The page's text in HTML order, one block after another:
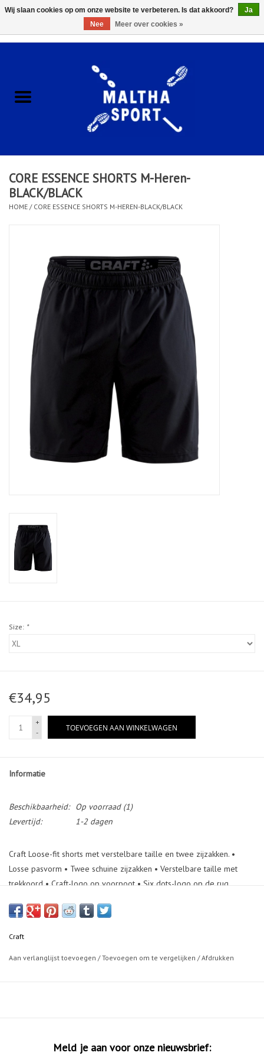
ACCESSOIRES/HARDWARE
KLEDING
CLUBSHOPS
Afspraak Loop Analyse
CORE ESSENCE SHORTS M-Heren-
BLACK/BLACK
HOME / CORE ESSENCE SHORTS M-HEREN-BLACK/BLACK
Size: *
€34,95
+
-
TOEVOEGEN AAN WINKELWAGEN
Informatie
Beschikbaarheid: Op voorraad(1)
Levertijd:
1-2 dagen
Craft Loose-fit shorts met verstelbare taille en twee zijzakken. •
Losse pasvorm • Twee schuine zijzakken • Verstelbare taille met
trekkoord • Craft-logo op voorpoot • Six dots-logo op de rug
Craft
Aan verlanglijst toevoegen /Toevoegen om te vergelijken /Afdrukken
Meld je aan voor onze nieuwsbrief:
Wij slaan cookies op om onze website te verbeteren. Is dat akkoord?
Ja
Nee
Meer over cookies »